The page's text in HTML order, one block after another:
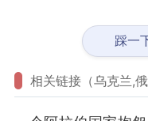
踩一
相关链接（乌克兰,俄